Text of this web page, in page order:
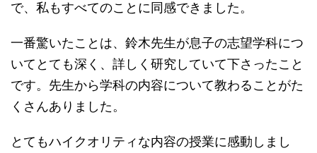
で、私もすべてのことに同感できました。
一番驚いたことは、鈴木先生が息子の志望学科につ
いてとても深く、詳しく研究していて下さったこと
です。先生から学科の内容について教わることがた
くさんありました。
とてもハイクオリティな内容の授業に感動しまし